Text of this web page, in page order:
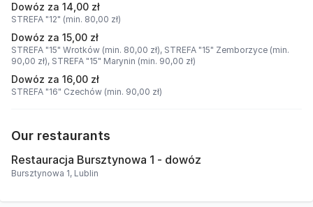
Dowóz za 14,00 zł
STREFA "12" (min. 80,00 zł)
Dowóz za 15,00 zł
STREFA "15" Wrotków (min. 80,00 zł), STREFA "15" Zemborzyce (min.
90,00 zł), STREFA "15" Marynin (min. 90,00 zł)
Dowóz za 16,00 zł
STREFA "16" Czechów (min. 90,00 zł)
Our restaurants
Restauracja Bursztynowa 1 - dowóz
Bursztynowa 1, Lublin